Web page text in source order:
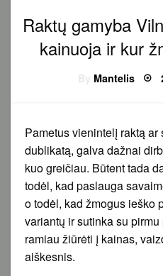
Raktų gamyba
kainuoja ir kur
Mantelis
Pametus vienintelį raktą ar
dublikatą, galva dažnai
kuo greičiau. Būtent tada
todėl, kad paslauga
o todėl, kad žmogus ieško
variantų ir sutinka su
ramiau žiūrėti į kainas,
aiškesnis.